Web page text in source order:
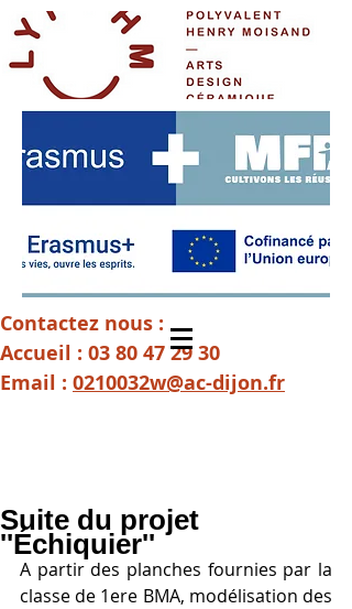
Contactez nous :
Accueil : 03 80 47 29 30
Email : 0210032w@ac-dijon.fr
Suite du projet
''Échiquier''
A partir des planches fournies par la
classe de 1ere BMA, modélisation des